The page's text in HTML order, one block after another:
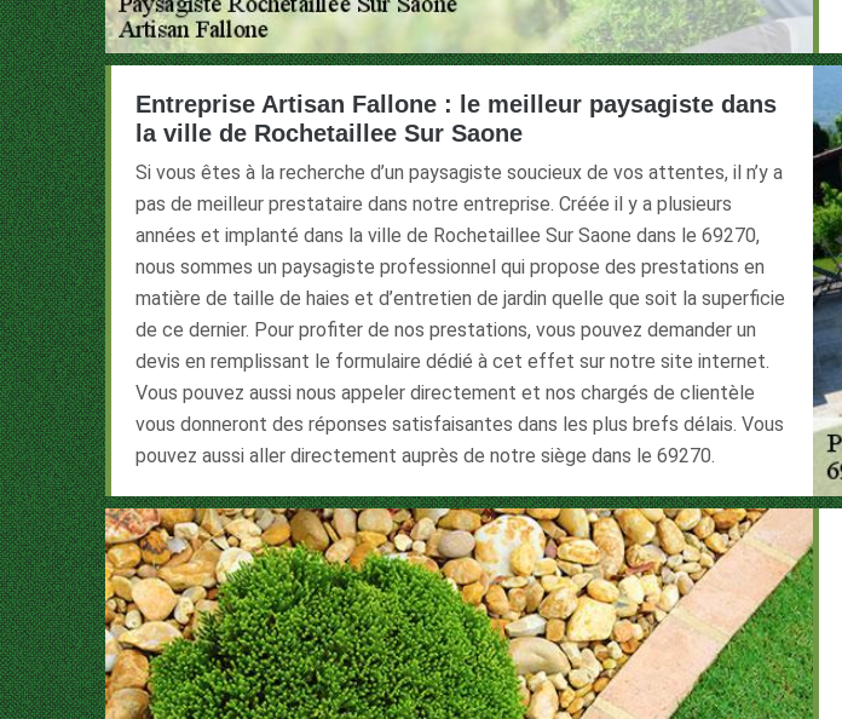
Entreprise Artisan Fallone : le meilleur paysagiste dans
la ville de Rochetaillee Sur Saone
Si vous êtes à la recherche d’un paysagiste soucieux de vos attentes, il n’y a
pas de meilleur prestataire dans notre entreprise. Créée il y a plusieurs
années et implanté dans la ville de Rochetaillee Sur Saone dans le 69270,
nous sommes un paysagiste professionnel qui propose des prestations en
matière de taille de haies et d’entretien de jardin quelle que soit la superficie
de ce dernier. Pour profiter de nos prestations, vous pouvez demander un
devis en remplissant le formulaire dédié à cet effet sur notre site internet.
Vous pouvez aussi nous appeler directement et nos chargés de clientèle
vous donneront des réponses satisfaisantes dans les plus brefs délais. Vous
pouvez aussi aller directement auprès de notre siège dans le 69270.